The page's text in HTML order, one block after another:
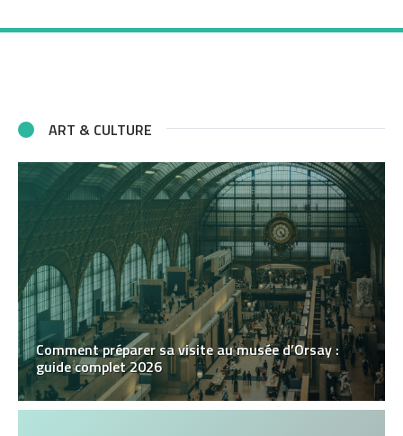
ART & CULTURE
Comment préparer sa visite au musée d’Orsay :
guide complet 2026